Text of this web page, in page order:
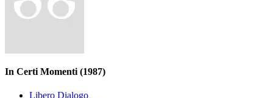
In Certi Momenti (1987)
Libero Dialogo